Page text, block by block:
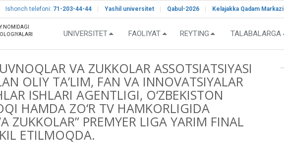
Ishonch telefoni: 71-203-44-44 Yashil universitet Qabul-2026 Kelajakka Qadam Markazi
NOMIDAGI
UNIVERSITET FAOLIYAT REYTING TALABALARGA
VA ZUKKOLAR ASSOTSIATSIYASI
OLIY TA’LIM, FAN VA INNOVATSIYALAR
ISHLARI AGENTLIGI, O‘ZBEKISTON
HAMDA ZO‘R TV HAMKORLIGIDA
ZUKKOLAR” PREMYER LIGA YARIM FINAL
ETILMOQDA.